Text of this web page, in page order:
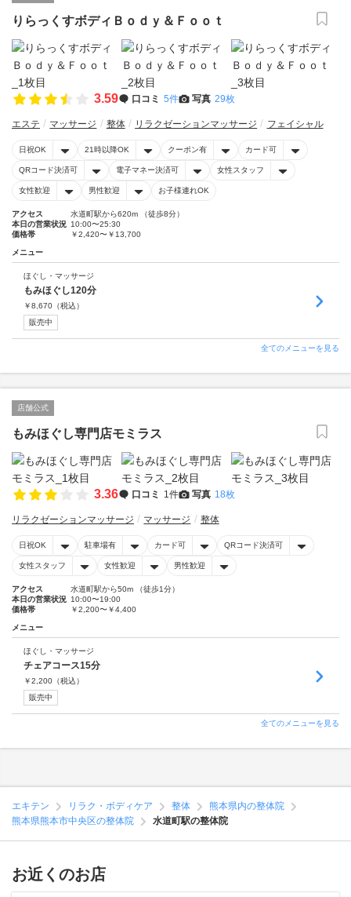
りらっくすボディＢｏｄｙ＆Ｆｏｏｔ
3.59 口コミ 5件 写真 29枚
エステ マッサージ 整体 リラクゼーションマッサージ フェイシャル
日祝OK 21時以降OK クーポン有 カード可
QRコード決済可 電子マネー決済可 女性スタッフ
女性歓迎 男性歓迎 お子様連れOK
アクセス
水道町駅から620m （徒歩8分）
本日の営業状況 10:00〜25:30
価格帯
￥2,420〜￥13,700
メニュー
ほぐし・マッサージ
もみほぐし120分
￥8,670 （税込）
販売中
全てのメニューを見る
店舗公式
もみほぐし専門店モミラス
3.36 口コミ 1件 写真 18枚
リラクゼーションマッサージ マッサージ 整体
日祝OK 駐車場有 カード可 QRコード決済可
女性スタッフ 女性歓迎 男性歓迎
アクセス
水道町駅から50m （徒歩1分）
本日の営業状況 10:00〜19:00
価格帯
￥2,200〜￥4,400
メニュー
ほぐし・マッサージ
チェアコース15分
￥2,200 （税込）
販売中
全てのメニューを見る
エキテン リラク・ボディケア 整体
熊本県内の整体院
熊本県熊本市中央区の整体院
水道町駅の整体院
お近くのお店